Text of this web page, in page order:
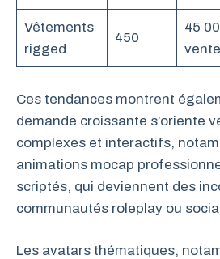
Vêtements
rigged
450
45
Ces tendances montrent
demande croissante s’oriente
complexes et interactifs,
animations mocap
scriptés, qui deviennent des
communautés roleplay ou
Les avatars thématiques,